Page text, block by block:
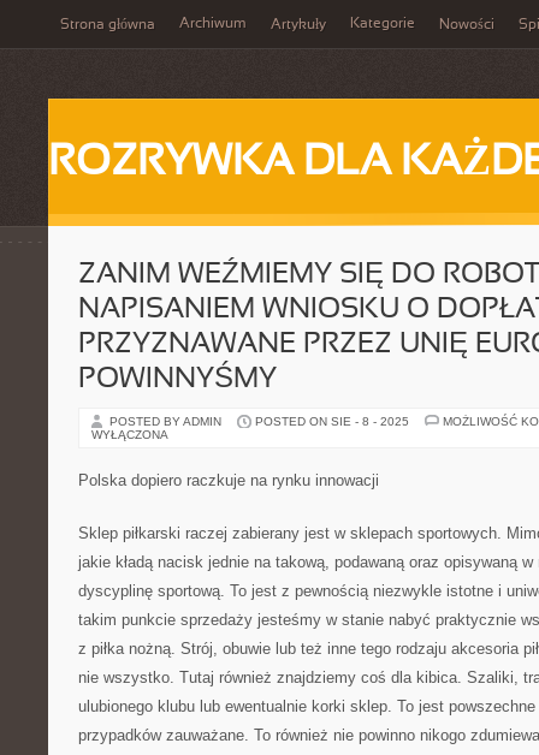
Strona główna Archiwum Artykuły Kategorie Nowości
ROZRYWKA DLA
ZANIM WEŹMIEMY SIĘ DO
NAPISANIEM WNIOSKU O
PRZYZNAWANE PRZEZ UNIĘ
POWINNYŚMY
POSTED BY ADMIN POSTED ON SIE - 8 - 2025
MOŻLIWOŚĆ
WYŁĄCZONA
Polska dopiero raczkuje na rynku innowacji
Sklep piłkarski raczej zabierany jest w sklepach sportowych.
jakie kładą nacisk jednie na takową, podawaną oraz opisywaną
dyscyplinę sportową. To jest z pewnością niezwykle istotne i
takim punkcie sprzedaży jesteśmy w stanie nabyć praktycznie
z piłka nożną. Strój, obuwie lub też inne tego rodzaju akcesoria
nie wszystko. Tutaj również znajdziemy coś dla kibica. Szaliki,
ulubionego klubu lub ewentualnie korki sklep. To jest
przypadków zauważane. To również nie powinno nikogo